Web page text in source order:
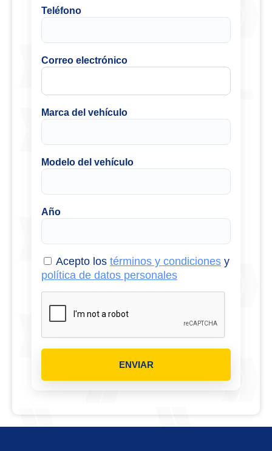
Teléfono
Correo electrónico
Marca del vehículo
Modelo del vehículo
Año
Acepto los términos y condiciones y
política de datos personales
ENVIAR